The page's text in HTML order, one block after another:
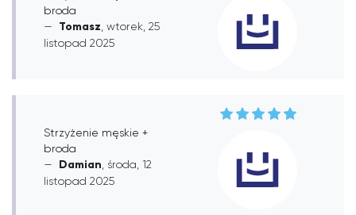
broda
Tomasz , wtorek, 25
listopad 2025
Strzyżenie męskie +
broda
Damian , środa, 12
listopad 2025